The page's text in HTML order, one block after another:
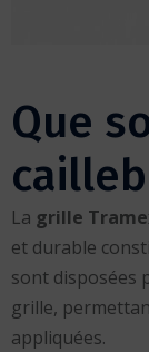
Que
La grille
et durable
sont disposées
grille,
appliquées.